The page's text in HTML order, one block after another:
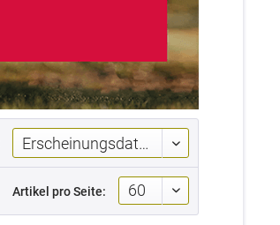
Artikel pro Seite: